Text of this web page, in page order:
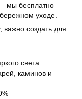
мы бесплатно
уходе.
важно создать для
света
каминов и